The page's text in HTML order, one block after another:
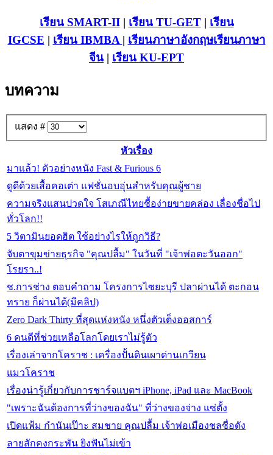
เรียน SMART-II| เรียน TU-GET| เรียน
IGCSE | เรียน IBMBA | เรียนภาษาอังกฤษเรียนภาษา
จีน | เรียน KU-EPT
บทความ
แสดง #
หัวเรื่อง
มาแล้ว! ตัวอย่างหนัง Fast & Furious 6
ดูดีด้วยเสื้อคอเต่า แฟชั่นอบอุ่นสำหรับคุณผู้ชาย
ความจริงแสนปวดใจ โสเภณีไทยชื้อง่ายขายคล่อง เลื่องชื่อไป
ทั่วโลก!!
5 วิตามินยอดฮิต ใช้อย่างไรให้ถูกวิธี?
จับตาขุมข่ายธุรกิจ "คุณปลื้ม" ในวันที่ "เจ้าพ่อตะวันออก"
โรยรา..!
ช.การช่าง ตอบคำถาม โครงการไซยะบุรี ปลาผ่านได้ ตะกอน
ทราย ก็ผ่านได้(มีคลิป)
Zero Dark Thirty ที่สุดแห่งหนัง หนึ่งตัวเต็งออสการ์
6 คนดีที่ช่วยเหลือโลกโดยเราไม่รู้ตัว
เรื่องเล่าจากโคราช : เครื่องปั้นดินเผาด่านเกวียน
แมวโคราช
เรื่องน่ารู้เกี่ยวกับการชาร์จแบตฯ iPhone, iPad และ MacBook
"เพราะฉันต้องการที่ว่างของฉัน" ที่ว่างของจ่าง แซ่ตั้ง
เปิดแฟ้ม กํานันเป๊าะ สมชาย คุณปลื้ม เจ้าพ่อเมืองชลชื่อดัง
ลายสักคงกระพัน ยิงฟันไม่เข้า